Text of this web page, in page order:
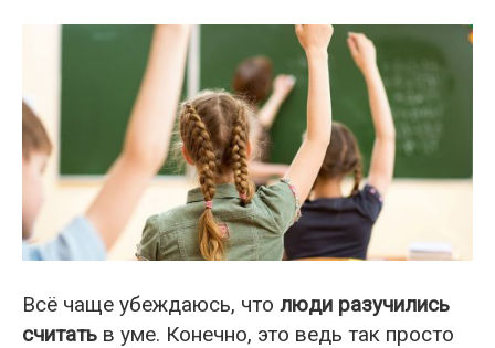
Всё чаще убеждаюсь, что люди разучились
считать в уме. Конечно, это ведь так просто